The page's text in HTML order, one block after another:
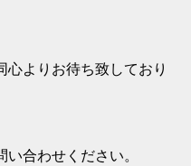
よりお待ち致しており
合わせください。